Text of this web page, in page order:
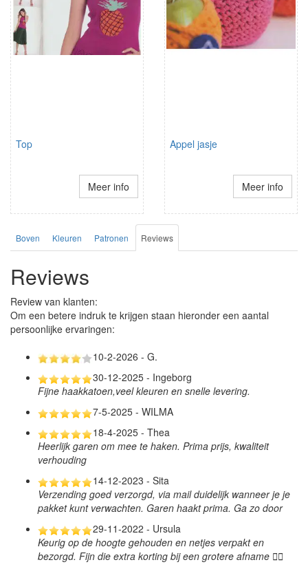
Top
Meer info
Appel jasje
Meer info
Boven Kleuren Patronen Reviews
Reviews
Review van klanten:
Om een betere indruk te krijgen staan hieronder een aantal
persoonlijke ervaringen:
10-2-2026 - G.
30-12-2025 - Ingeborg
Fijne haakkatoen,veel kleuren en snelle levering.
7-5-2025 - WILMA
18-4-2025 - Thea
Heerlijk garen om mee te haken. Prima prijs, kwaliteit
verhouding
14-12-2023 - Sita
Verzending goed verzorgd, via mail duidelijk wanneer je je
pakket kunt verwachten. Garen haakt prima. Ga zo door
29-11-2022 - Ursula
Keurig op de hoogte gehouden en netjes verpakt en
bezorgd. Fijn die extra korting bij een grotere afname 👍🏻